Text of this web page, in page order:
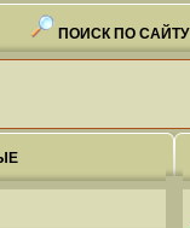
ПОИСК ПО САЙТУ